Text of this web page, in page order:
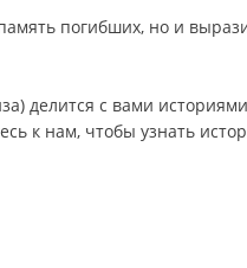
погибших, но и
делится с вами
к нам, чтобы узнать